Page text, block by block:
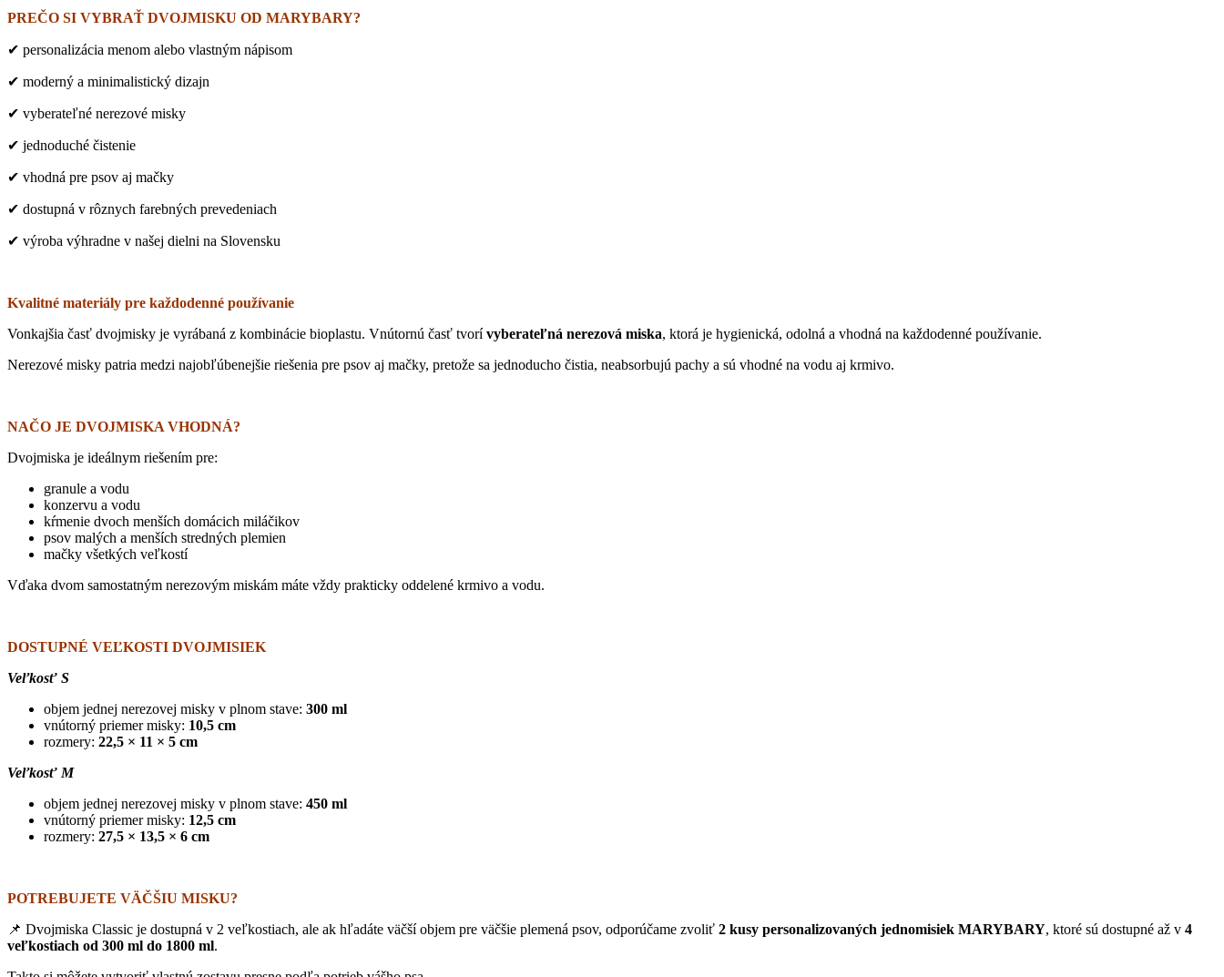
PREČO SI VYBRAŤ DVOJMISKU OD MARYBARY?
✔ personalizácia menom alebo vlastným nápisom
✔ moderný a minimalistický dizajn
✔ vyberateľné nerezové misky
✔ jednoduché čistenie
✔ vhodná pre psov aj mačky
✔ dostupná v rôznych farebných prevedeniach
✔ výroba výhradne v našej dielni na Slovensku
Kvalitné materiály pre každodenné používanie
Vonkajšia časť dvojmisky je vyrábaná z kombinácie bioplastu. Vnútornú časť tvorívyberateľná nerezová miska, ktorá je hygienická, odolná a vhodná na každodenné používanie.
Nerezové misky patria medzi najobľúbenejšie riešenia pre psov aj mačky, pretože sa jednoducho čistia, neabsorbujú pachy a sú vhodné na vodu aj krmivo.
NAČO JE DVOJMISKA VHODNÁ?
Dvojmiska je ideálnym riešením pre:
granule a vodu
konzervu a vodu
kŕmenie dvoch menších domácich miláčikov
psov malých a menších stredných plemien
mačky všetkých veľkostí
Vďaka dvom samostatným nerezovým miskám máte vždy prakticky oddelené krmivo a vodu.
DOSTUPNÉ VEĽKOSTI DVOJMISIEK
Veľkosť S
objem jednej nerezovej misky v plnom stave: 300 ml
vnútorný priemer misky: 10,5 cm
rozmery: 22,5 × 11 × 5 cm
Veľkosť M
objem jednej nerezovej misky v plnom stave: 450 ml
vnútorný priemer misky: 12,5 cm
rozmery: 27,5 × 13,5 × 6 cm
POTREBUJETE VÄČŠIU MISKU?
📌 Dvojmiska Classic je dostupná v 2 veľkostiach, ale ak hľadáte väčší objem pre väčšie plemená psov, odporúčame zvoliť 2 kusy personalizovaných jednomisiek MARYBARY, ktoré sú dostupné až v 4
veľkostiach od 300 ml do 1800 ml.